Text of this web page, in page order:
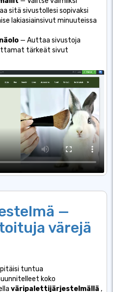
sitä sivustollesi sopivaksi
lakiasiainsivut minuuteissa
— Auttaa sivustoja
tärkeät sivut
—
värejä
pitäisi tuntua
koko
väripalettijärjestelmällä ,